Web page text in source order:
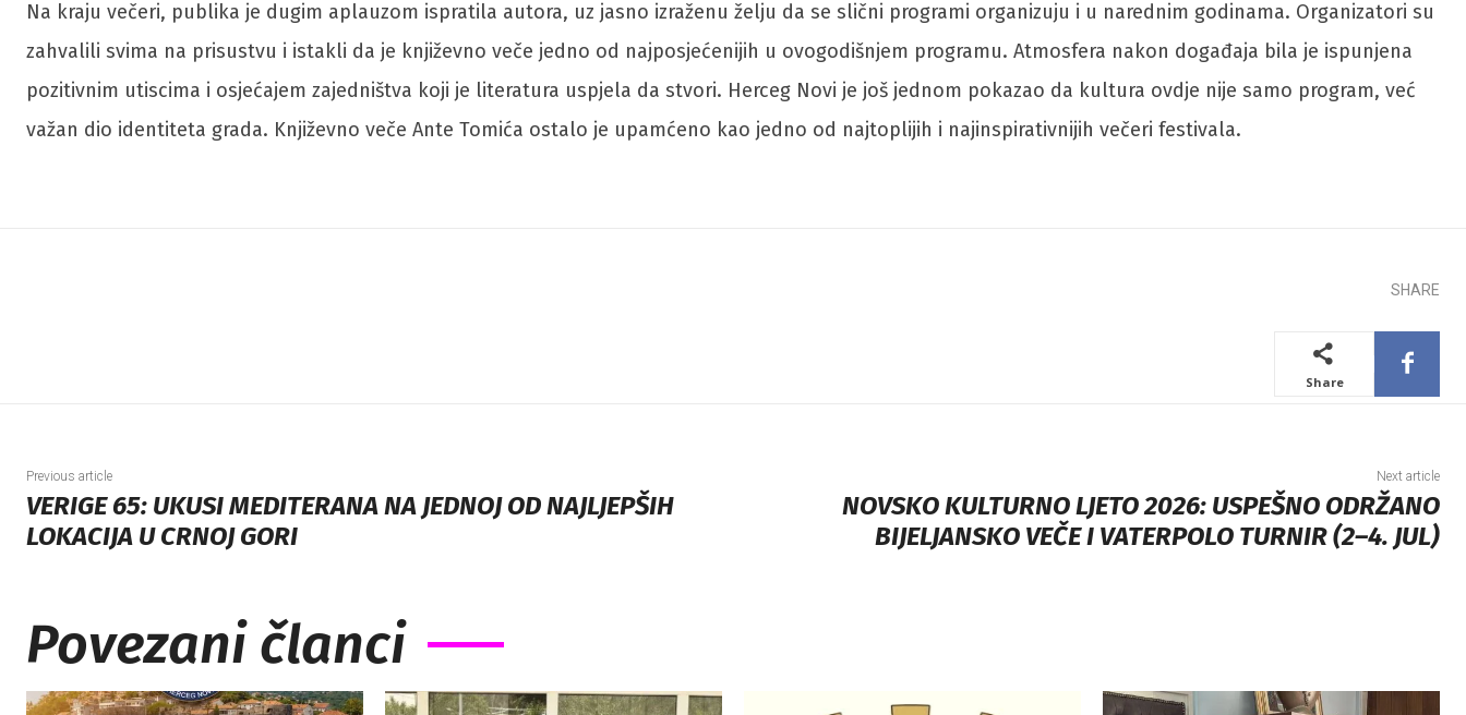
Na kraju večeri, publika je dugim aplauzom ispratila autora, uz jasno izraženu želju da se slični programi organizuju i u narednim godinama. Organizatori su
zahvalili svima na prisustvu i istakli da je književno veče jedno od najposjećenijih u ovogodišnjem programu. Atmosfera nakon događaja bila je ispunjena
pozitivnim utiscima i osjećajem zajedništva koji je literatura uspjela da stvori. Herceg Novi je još jednom pokazao da kultura ovdje nije samo program, već
važan dio identiteta grada. Književno veče Ante Tomića ostalo je upamćeno kao jedno od najtoplijih i najinspirativnijih večeri festivala.
SHARE
Share
Previous article
VERIGE 65: UKUSI MEDITERANA NA JEDNOJ OD NAJLJEPŠIH
LOKACIJA U CRNOJ GORI
Next article
NOVSKO KULTURNO LJETO 2026: USPEŠNO ODRŽANO
BIJELJANSKO VEČE I VATERPOLO TURNIR (2–4. JUL)
Povezani članci